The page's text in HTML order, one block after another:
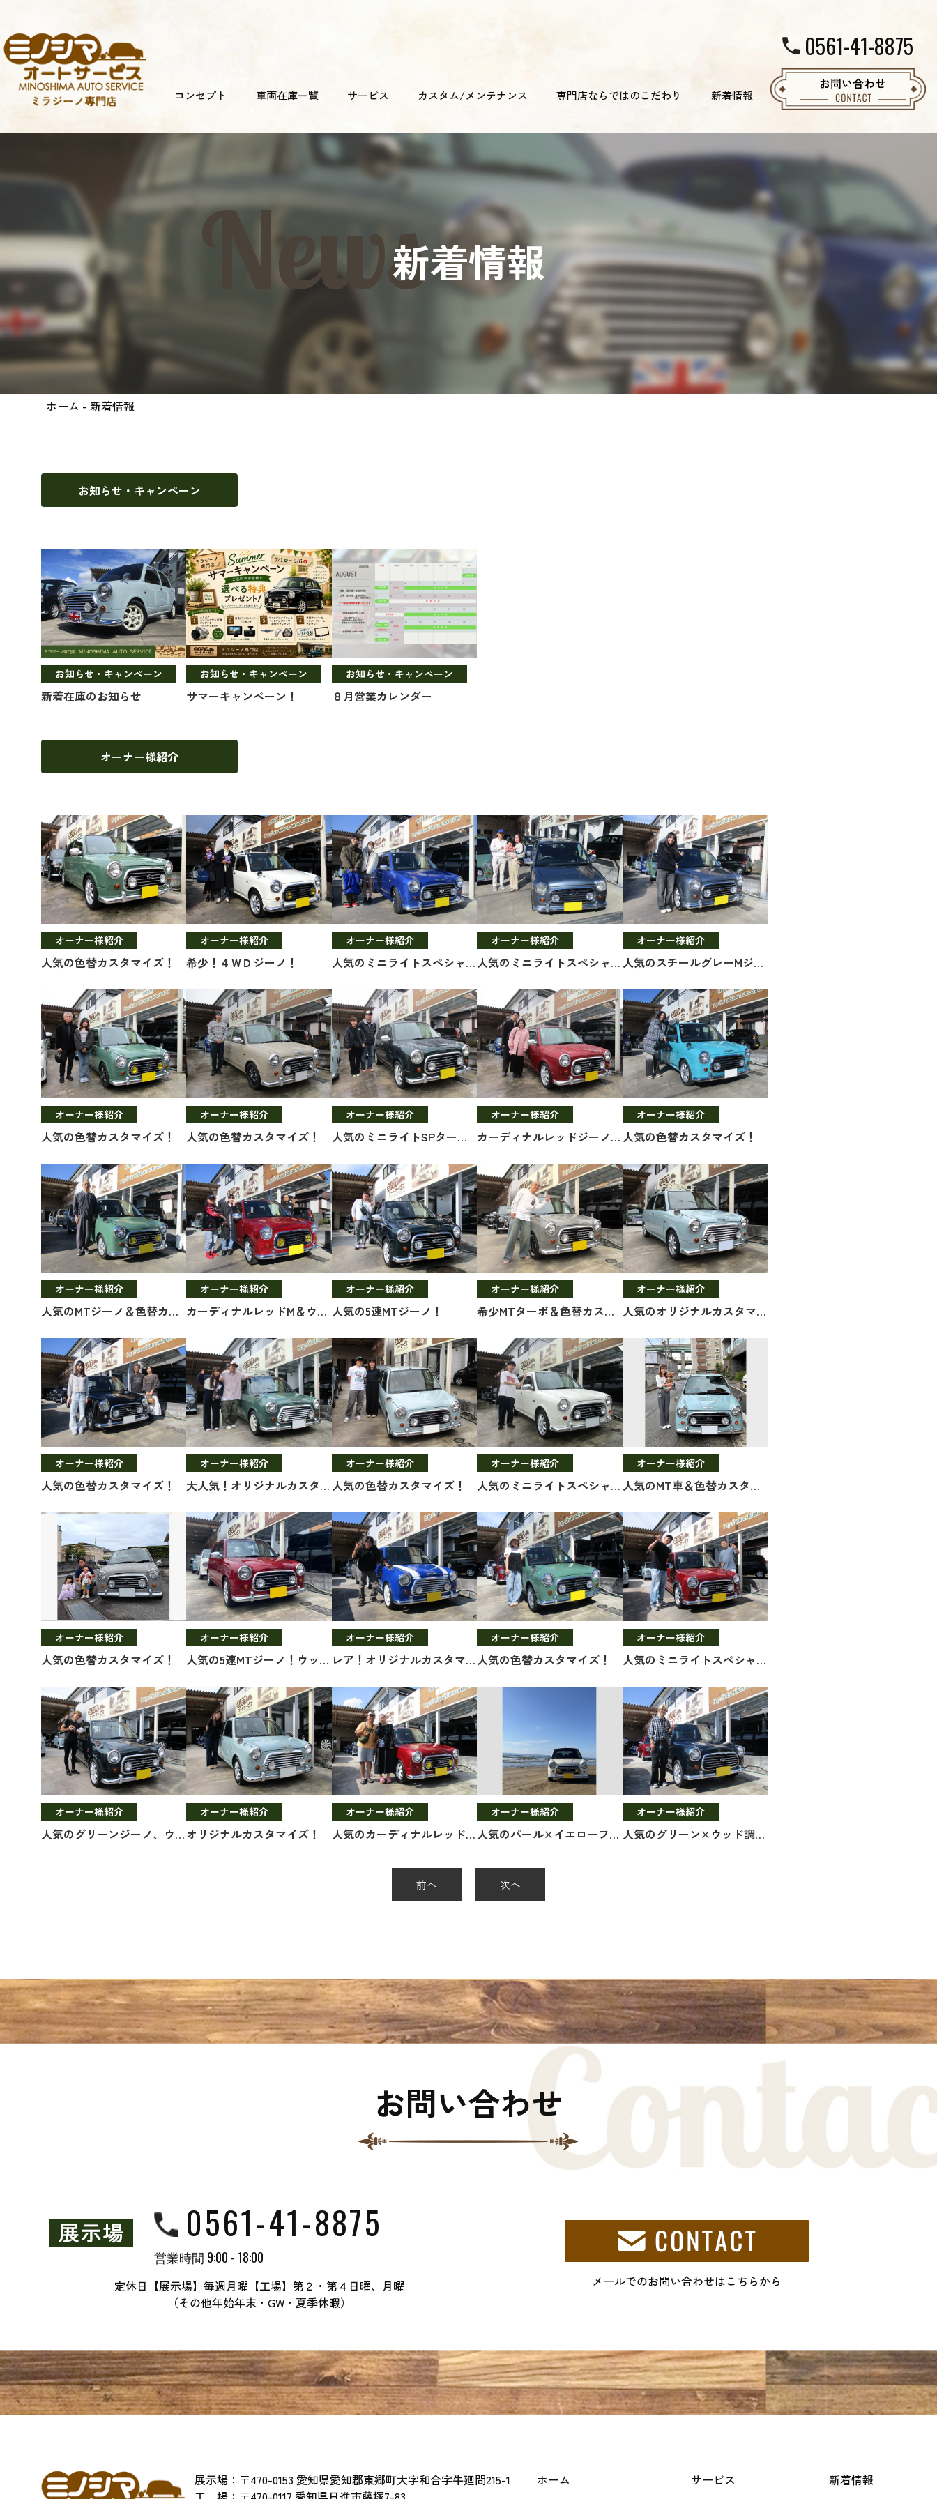
コンセプト 車両在庫一覧 サービス カスタム/メンテナンス 専門店ならではのこだわり 新着情報
0561-41-8875
新着情報
ホーム - 新着情報
お知らせ・キャンペーン
お知らせ・キャンペーン
新着在庫のお知らせ
お知らせ・キャンペーン
サマーキャンペーン！
お知らせ・キャンペーン
８月営業カレンダー
オーナー様紹介
オーナー様紹介
人気の色替カスタマイズ！
オーナー様紹介
希少！４ＷＤジーノ！
オーナー様紹介
人気のミニライトスペシャル！
オーナー様紹介
人気のミニライトスペシャルターボ！
オーナー様紹介
人気のスチールグレーMジーノ！
オーナー様紹介
人気の色替カスタマイズ！
オーナー様紹介
人気の色替カスタマイズ！
オーナー様紹介
人気のミニライトSPターボ！
オーナー様紹介
カーディナルレッドジーノ＆ウッド調インテリア！
オーナー様紹介
人気の色替カスタマイズ！
オーナー様紹介
人気のMTジーノ＆色替カスタマイズ！
オーナー様紹介
カーディナルレッドM＆ウッド調インテリア！
オーナー様紹介
人気の5速MTジーノ！
オーナー様紹介
希少MTターボ＆色替カスタマイズ！
オーナー様紹介
人気のオリジナルカスタマイズ！
オーナー様紹介
人気の色替カスタマイズ！
オーナー様紹介
大人気！オリジナルカスタマイズ！
オーナー様紹介
人気の色替カスタマイズ！
オーナー様紹介
人気のミニライトスペシャル！
オーナー様紹介
人気のMT車＆色替カスタマイズ！
オーナー様紹介
人気の色替カスタマイズ！
オーナー様紹介
人気の5速MTジーノ！ウッド調インテリア！
オーナー様紹介
レア！オリジナルカスタマイズ！MTターボ！！
オーナー様紹介
人気の色替カスタマイズ！
オーナー様紹介
人気のミニライトスペシャル！
オーナー様紹介
人気のグリーンジーノ、ウッド調！
オーナー様紹介
オリジナルカスタマイズ！
オーナー様紹介
人気のカーディナルレッドM×ウッド調！
オーナー様紹介
人気のパール×イエローフォグ！
オーナー様紹介
人気のグリーン×ウッド調インテリア！
前へ 次へ
お問い合わせ
0561-41-8875
営業時間 9:00 - 18:00
定休日【展示場】毎週月曜【工場】第２・第４日曜、月曜
（その他年始年末・GW・夏季休暇）
メールでのお問い合わせはこちらから
展示場：〒470-0153 愛知県愛知郡東郷町大字和合字牛廻間215-1
ホーム サービス 新着情報